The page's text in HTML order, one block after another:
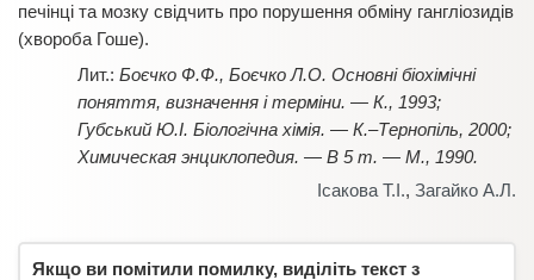
печінці та мозку свідчить про порушення обміну гангліозидів
(хвороба Гоше).
Боєчко Ф.Ф., Боєчко Л.О. Основні біохімічні
поняття, визначення і терміни. — К., 1993;
Губський Ю.І. Біологічна хімія. — К.–Тернопіль, 2000;
Химическая энциклопедия. — В 5 т. — М., 1990.
Ісакова Т.І., Загайко А.Л.
Якщо ви помітили помилку, виділіть текст з